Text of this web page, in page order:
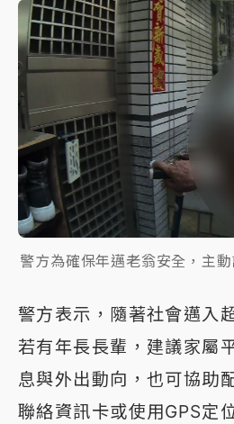
警方為確保年邁老翁安全，主
警方表示，隨著社會邁入
若有年長長輩，建議家屬
息與外出動向，也可協助
聯絡資訊卡或使用GPS定